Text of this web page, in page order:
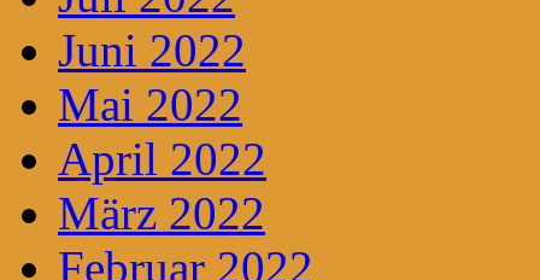
Juni 2022
Mai 2022
April 2022
März 2022
Februar 2022